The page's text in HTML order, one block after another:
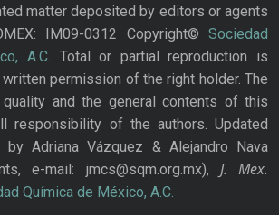
matter deposited by editors or agents
IM09-0312 Copyright© Sociedad
A.C. Total or partial reproduction is
permission of the right holder. The
quality and the general contents of this
responsibility of the authors. Updated
by Adriana Vázquez & Alejandro Nava
e-mail: jmcs@sqm.org.mx), J. Mex.
Química de México, A.C.